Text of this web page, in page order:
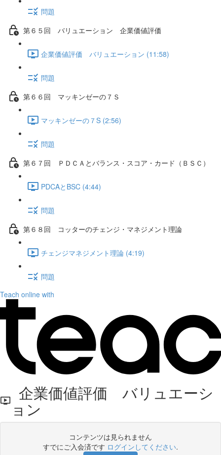
問題
第６５回 バリュエーション 企業価値評価
企業価値評価 バリュエーション (11:58)
問題
第６６回 マッキンゼーの７Ｓ
マッキンゼーの７S (2:56)
問題
第６７回 ＰＤＣＡとバランス・スコア・カード（ＢＳＣ）
PDCAとBSC (4:44)
問題
第６８回 コッターのチェンジ・マネジメント理論
チェンジマネジメント理論 (4:19)
問題
Teach online with
企業価値評価 バリュエーシ
ョン
コンテンツは見られません
すでにご入会済です ログインしてください.